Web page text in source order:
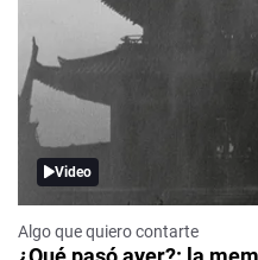
Video
Algo que quiero contarte